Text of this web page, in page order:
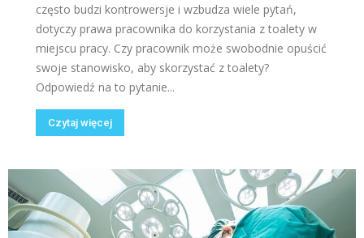
często budzi kontrowersje i wzbudza wiele pytań,
dotyczy prawa pracownika do korzystania z toalety w
miejscu pracy. Czy pracownik może swobodnie opuścić
swoje stanowisko, aby skorzystać z toalety?
Odpowiedź na to pytanie...
Czytaj więcej